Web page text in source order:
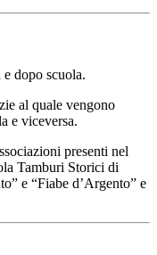
dopo scuola.
al quale vengono
e viceversa.
presenti nel
Tamburi Storici di
e “Fiabe d’Argento” e